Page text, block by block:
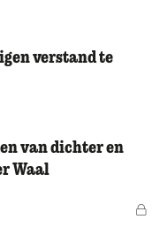
verstand te
van dichter en
Waal